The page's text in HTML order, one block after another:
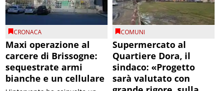
CRONACA
Maxi operazione al
carcere di Brissogne:
sequestrate armi
bianche e un cellulare
COMUNI
Supermercato al
Quartiere Dora, il
sindaco: «Progetto
sarà valutato con